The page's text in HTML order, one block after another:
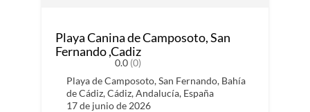
Playa Canina de Camposoto, San
Fernando ,Cadiz
0.0 (0)
Playa de Camposoto, San Fernando, Bahía
de Cádiz, Cádiz, Andalucía, España
17 de junio de 2026